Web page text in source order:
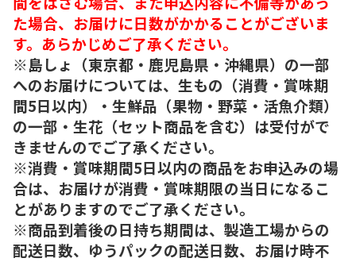
た場合、お届けに日数がかかることがございま
す。あらかじめご了承ください。
※島しょ（東京都・鹿児島県・沖縄県）の一部
へのお届けについては、生もの（消費・賞味期
間5日以内）・生鮮品（果物・野菜・活魚介類）
の一部・生花（セット商品を含む）は受付がで
きませんのでご了承ください。
※消費・賞味期間5日以内の商品をお申込みの場
合は、お届けが消費・賞味期限の当日になるこ
とがありますのでご了承ください。
※商品到着後の日持ち期間は、製造工場からの
配送日数、ゆうパックの配送日数、お届け時不